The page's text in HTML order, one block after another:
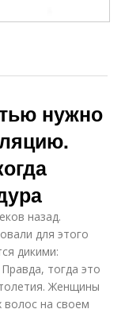
нужно
назад.
для этого
дикими:
тогда это
Женщины
на своем